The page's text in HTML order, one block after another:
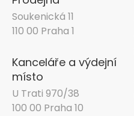
Soukenická 11
110 00 Praha 1
Kanceláře a výdejní
místo
U Trati 970/38
100 00 Praha 10